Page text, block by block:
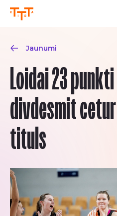
Jaunumi
Loidai 23
divdesmit
tituls